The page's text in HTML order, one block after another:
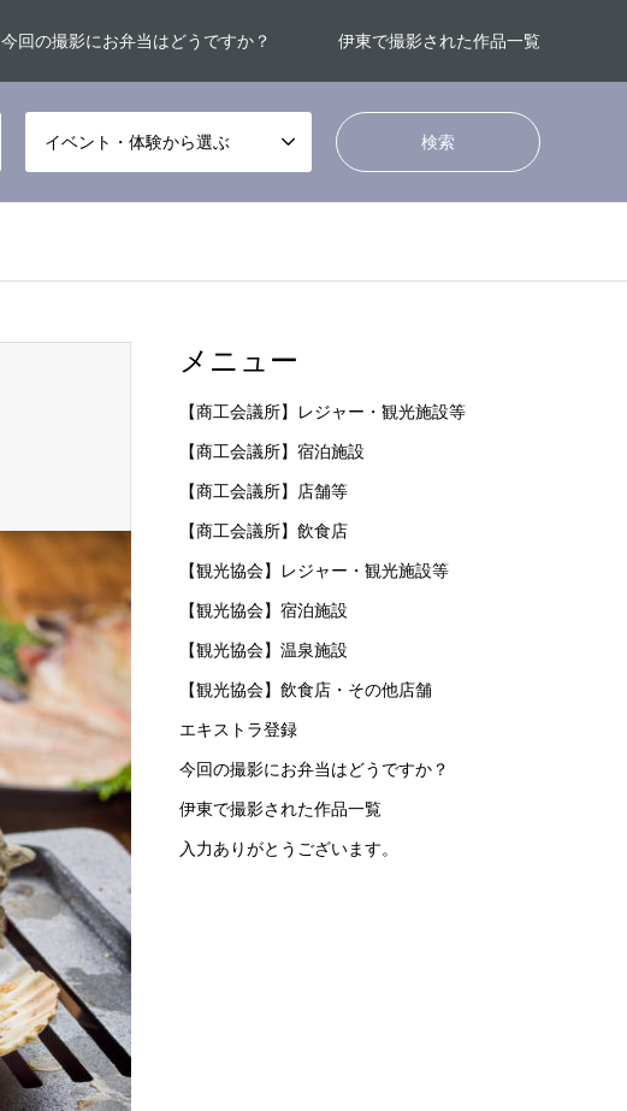
今回の撮影にお弁当はどうですか？ 伊東で撮影された作品一覧
イベント・体験から選ぶ
メニュー
【商工会議所】レジャー・観光施設等
【商工会議所】宿泊施設
【商工会議所】店舗等
【商工会議所】飲食店
【観光協会】レジャー・観光施設等
【観光協会】宿泊施設
【観光協会】温泉施設
【観光協会】飲食店・その他店舗
エキストラ登録
今回の撮影にお弁当はどうですか？
伊東で撮影された作品一覧
入力ありがとうございます。